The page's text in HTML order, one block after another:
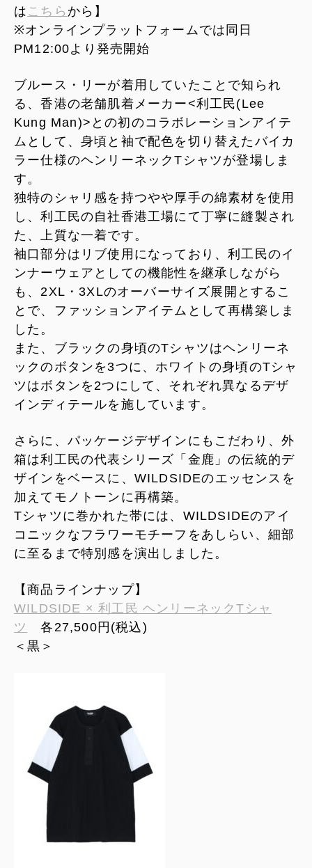
は こちら から】
※オンラインプラットフォームでは同日
PM12:00より発売開始
ブルース・リーが着用していたことで知られ
る、香港の老舗肌着メーカー<利工民(Lee
Kung Man)>との初のコラボレーションアイテ
ムとして、身頃と袖で配色を切り替えたバイカ
ラー仕様のヘンリーネックTシャツが登場しま
す。
独特のシャリ感を持つやや厚手の綿素材を使用
し、利工民の自社香港工場にて丁寧に縫製され
た、上質な一着です。
袖口部分はリブ使用になっており、利工民のイ
ンナーウェアとしての機能性を継承しながら
も、2XL・3XLのオーバーサイズ展開とするこ
とで、ファッションアイテムとして再構築しま
した。
また、ブラックの身頃のTシャツはヘンリーネ
ックのボタンを3つに、ホワイトの身頃のTシャ
ツはボタンを2つにして、それぞれ異なるデザ
インディテールを施しています。
さらに、パッケージデザインにもこだわり、外
箱は利工民の代表シリーズ「金鹿」の伝統的デ
ザインをベースに、WILDSIDEのエッセンスを
加えてモノトーンに再構築。
Tシャツに巻かれた帯には、WILDSIDEのアイ
コニックなフラワーモチーフをあしらい、細部
に至るまで特別感を演出しました。
【商品ラインナップ】
WILDSIDE × 利工民 ヘンリーネックTシャ
ツ
各27,500円(税込)
＜黒＞